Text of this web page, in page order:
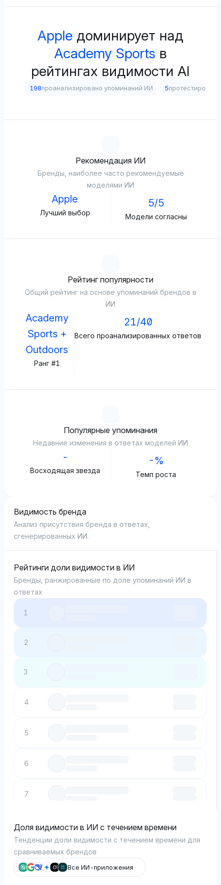
Apple доминирует над
Academy Sports в
рейтингах видимости AI
198проанализировано упоминаний ИИ 5
Рекомендация ИИ
Бренды, наиболее часто рекомендуемые
моделями ИИ
Apple
Лучший выбор
5/5
Модели согласны
Рейтинг популярности
Общий рейтинг на основе упоминаний брендов в
ИИ
Academy
Sports +
Outdoors
Ранг #1
21/40
Всего проанализированных ответов
Популярные упоминания
Недавние изменения в ответах моделей ИИ
-
Восходящая звезда
-%
Темп роста
Видимость бренда
Анализ присутствия бренда в ответах,
сгенерированных ИИ.
Рейтинги доли видимости в ИИ
Бренды, ранжированные по доле упоминаний ИИ в
ответах
1
2
3
4
5
6
7
8
9
Доля видимости в ИИ с течением времени
Тенденции доли видимости с течением времени для
сравниваемых брендов
Все ИИ-приложения